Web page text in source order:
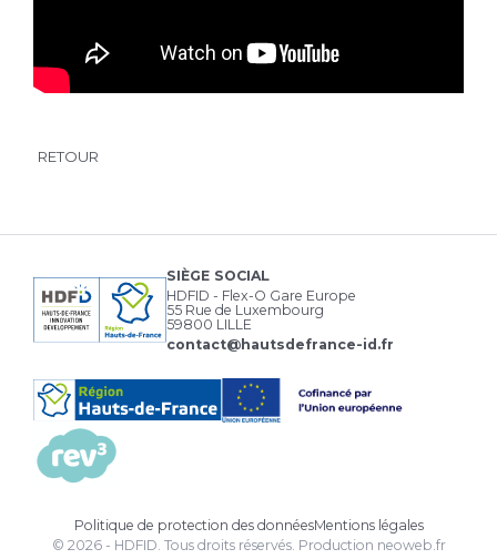
RETOUR
SIÈGE SOCIAL
HDFID - Flex-O Gare Europe
55 Rue de Luxembourg
59800 LILLE
contact@hautsdefrance-id.fr
Politique de protection des donnéesMentions légales
© 2026 - HDFID. Tous droits réservés. Production neoweb.fr